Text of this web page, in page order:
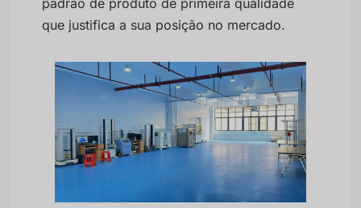
que justifica a sua posição no mercado.